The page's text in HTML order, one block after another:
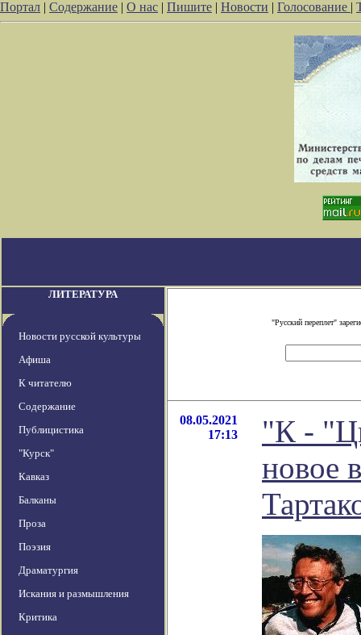
Портал | Содержание | О нас | Пишите | Новости | Голосование |
ЛИТЕРАТУРА
Новости русской культуры
Афиша
К читателю
Содержание
Публицистика
"Курск"
Кавказ
Балканы
Проза
Поэзия
Драматургия
Искания и размышления
Критика
"Русский переплет"
08.05.2021
17:13
"К -
новое